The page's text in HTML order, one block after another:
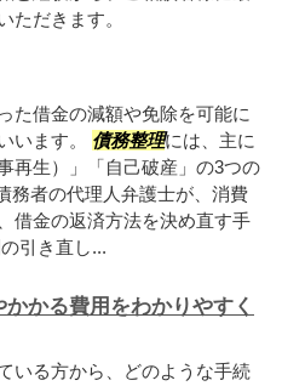
ただきます。
た借金の減額や免除を可能に
います。 債務整理には、主に
再生）」「自己破産」の3つの
務者の代理人弁護士が、消費
借金の返済方法を決め直す手
引き直し...
かる費用をわかりやすく
いる方から、どのような手続